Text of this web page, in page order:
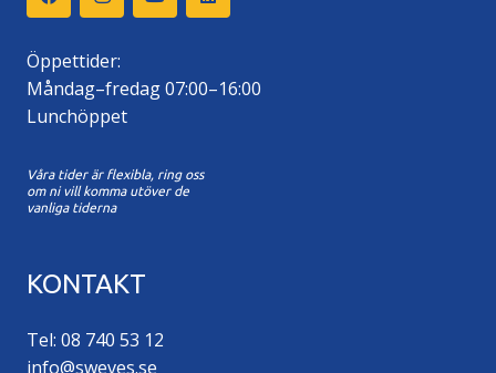
Öppettider:
Måndag–fredag 07:00–16:00
Lunchöppet
Våra tider är flexibla, ring oss
om ni vill komma utöver de
vanliga tiderna
KONTAKT
Tel: 08 740 53 12
info@sweves.se